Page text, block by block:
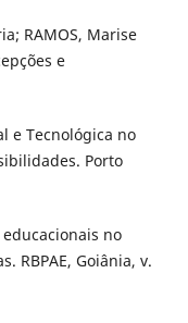
RAMOS, Marise
e
e Tecnológica no
Porto
no
RBPAE, Goiânia, v.